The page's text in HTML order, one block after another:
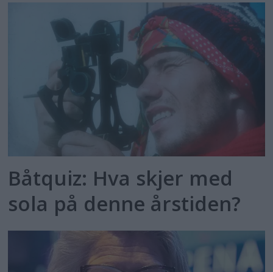
Båtquiz: Hva skjer med
sola på denne årstiden?